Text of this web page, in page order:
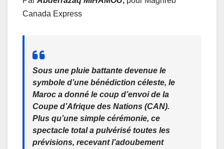
Canada Express
Sous une pluie battante devenue le
symbole d’une bénédiction céleste, le
Maroc a donné le coup d’envoi de la
Coupe d’Afrique des Nations (CAN).
Plus qu’une simple cérémonie, ce
spectacle total a pulvérisé toutes les
prévisions, recevant l’adoubement